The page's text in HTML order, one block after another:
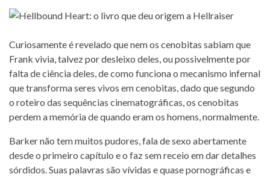
Curiosamente é revelado que nem os cenobitas sabiam que
Frank vivia, talvez por desleixo deles, ou possivelmente por
falta de ciência deles, de como funciona o mecanismo infernal
que transforma seres vivos em cenobitas, dado que segundo
o roteiro das sequências cinematográficas, os cenobitas
perdem a memória de quando eram os homens, normalmente.
Barker não tem muitos pudores, fala de sexo abertamente
desde o primeiro capítulo e o faz sem receio em dar detalhes
sórdidos. Suas palavras são vívidas e quase pornográficas e